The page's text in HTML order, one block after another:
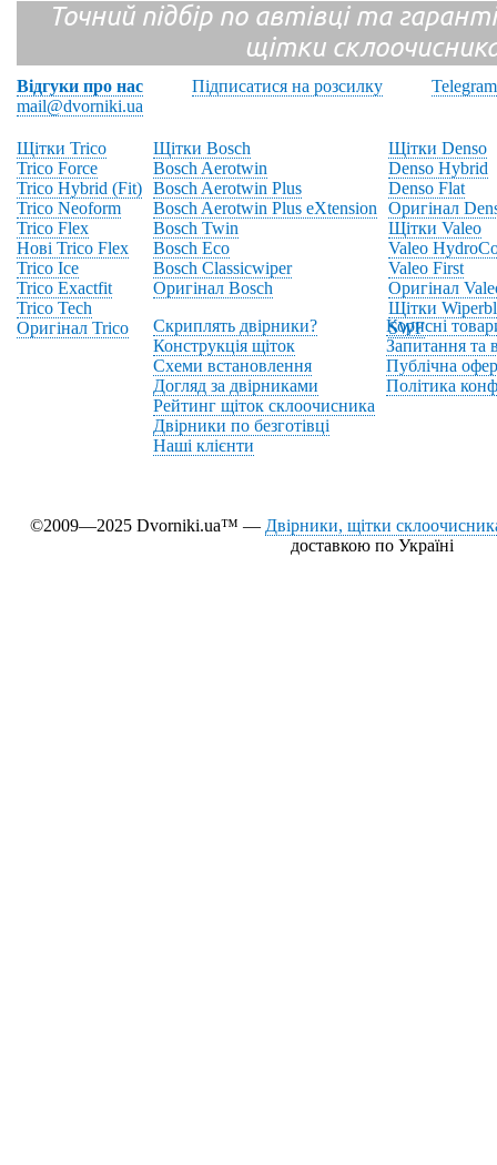
Точний підбір по автівці та
щітки
Відгуки про нас Підписатися на розсилку
Telegram
mail@dvorniki.ua
Щітки Trico
Trico Force
Trico Hybrid (Fit)
Trico Neoform
Trico Flex
Нові Trico Flex
Trico Ice
Trico Exactfit
Trico Tech
Оригінал Trico
Щітки Bosch
Bosch Aerotwin
Bosch Aerotwin Plus
Bosch Aerotwin Plus eXtension
Bosch Twin
Bosch Eco
Bosch Classicwiper
Оригінал Bosch
Щітки Denso
Denso Hybrid
Denso Flat
Оригінал
Щітки Valeo
Valeo
Valeo First
Оригінал
Щітки
SWF
Скриплять двірники?
Конструкція щіток
Схеми встановлення
Догляд за двірниками
Рейтинг щіток склоочисника
Двірники по безготівці
Наші клієнти
Корисні
Запитання та
Публічна
Політика
©2009—2025 Dvorniki.ua™ — Двірники, щітки
доставкою по Україні